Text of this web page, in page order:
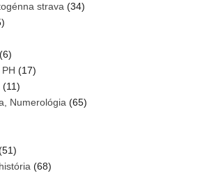
strava (34)
(6)
(17)
(11)
Numerológia (65)
(68)